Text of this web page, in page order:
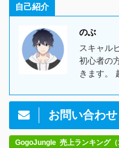
自己紹介
のぶ
スキャル
初心者の
きます。
お問い合わせ